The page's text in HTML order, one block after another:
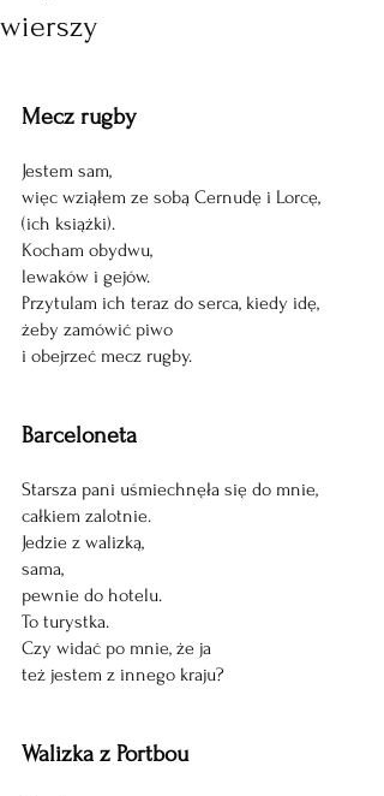
wierszy
Mecz rugby
Jestem sam,
więc wziąłem ze sobą Cernudę i Lorcę,
(ich książki).
Kocham obydwu,
lewaków i gejów.
Przytulam ich teraz do serca, kiedy idę,
żeby zamówić piwo
i obejrzeć mecz rugby.
Barceloneta
Starsza pani uśmiechnęła się do mnie,
całkiem zalotnie.
Jedzie z walizką,
sama,
pewnie do hotelu.
To turystka.
Czy widać po mnie, że ja
też jestem z innego kraju?
Walizka z Portbou